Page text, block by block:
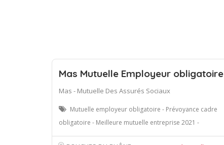
Mas Mutuelle Employeur obligatoire
Mas - Mutuelle Des Assurés Sociaux
Mutuelle employeur obligatoire - Prévoyance cadre
obligatoire - Meilleure mutuelle entreprise 2021 -